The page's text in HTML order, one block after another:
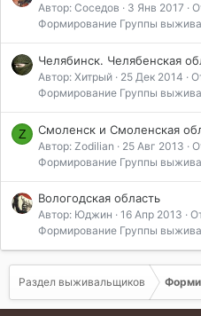
Автор: Соседов 3 Янв 2017
Формирование Группы
Челябинск. Челябенская
Автор: Хитрый 25 Дек 2014
Формирование Группы
Z Смоленск и Смоленская
Автор: Zodilian 25 Авг 2013
Формирование Группы
Вологодская область
Автор: Юджин 16 Апр 2013
Формирование Группы
Раздел выживальщиков